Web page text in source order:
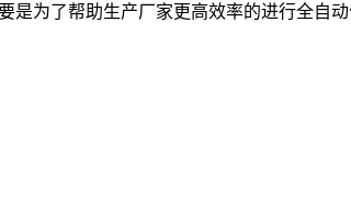
是为了帮助生产厂家更高效率的进行全自